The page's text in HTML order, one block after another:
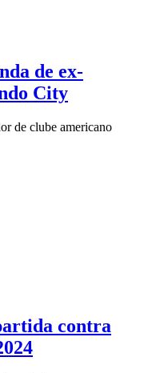
de ex-
City
de clube americano
contra